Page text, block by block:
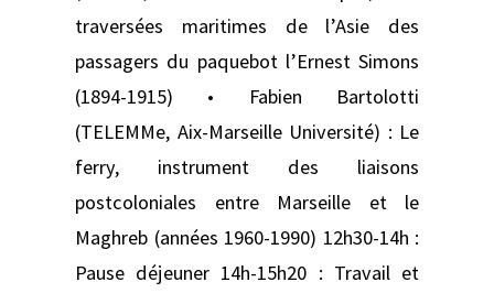
traversées maritimes de l’Asie des
passagers du paquebot l’Ernest Simons
(1894-1915) • Fabien Bartolotti
(TELEMMe, Aix-Marseille Université) : Le
ferry, instrument des liaisons
postcoloniales entre Marseille et le
Maghreb (années 1960-1990) 12h30-14h :
Pause déjeuner 14h-15h20 : Travail et